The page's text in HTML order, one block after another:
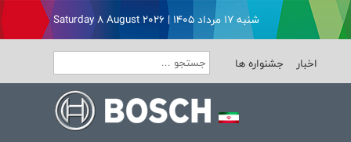
شنبه ۱۷ مرداد ۱۴۰۵ | Saturday 8 August 2026
اخبار جشنواره ها